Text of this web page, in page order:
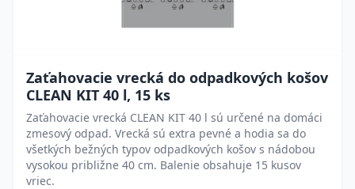
Zaťahovacie vrecká do odpadkových košov
CLEAN KIT 40 l, 15 ks
Zaťahovacie vrecká CLEAN KIT 40 l sú určené na domáci
zmesový odpad. Vrecká sú extra pevné a hodia sa do
všetkých bežných typov odpadkových košov s nádobou
vysokou približne 40 cm. Balenie obsahuje 15 kusov
vriec.